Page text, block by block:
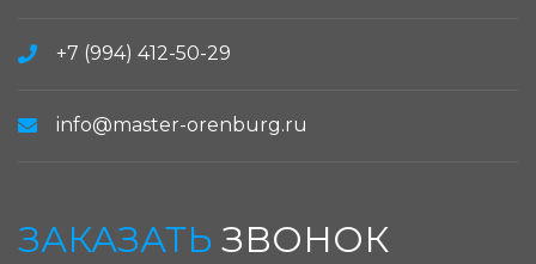
+7 (994) 412-50-29
info@master-orenburg.ru
ЗАКАЗАТЬ ЗВОНОК